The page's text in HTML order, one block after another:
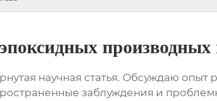
производных
научная статья. Обсуждаю опыт
заблуждения и